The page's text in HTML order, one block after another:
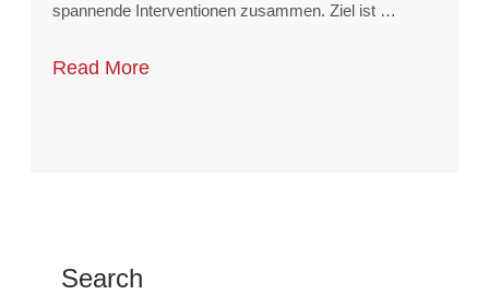
spannende Interventionen zusammen. Ziel ist …
Read More
Search